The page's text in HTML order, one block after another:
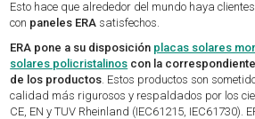
Esto hace que alrededor del mundo haya
con paneles ERA satisfechos.
ERA pone a su disposición placas solares
solares policristalinos con la
de los productos . Estos productos son
calidad más rigurosos y respaldados por los
CE, EN y TUV Rheinland (IEC61215, IEC61730).